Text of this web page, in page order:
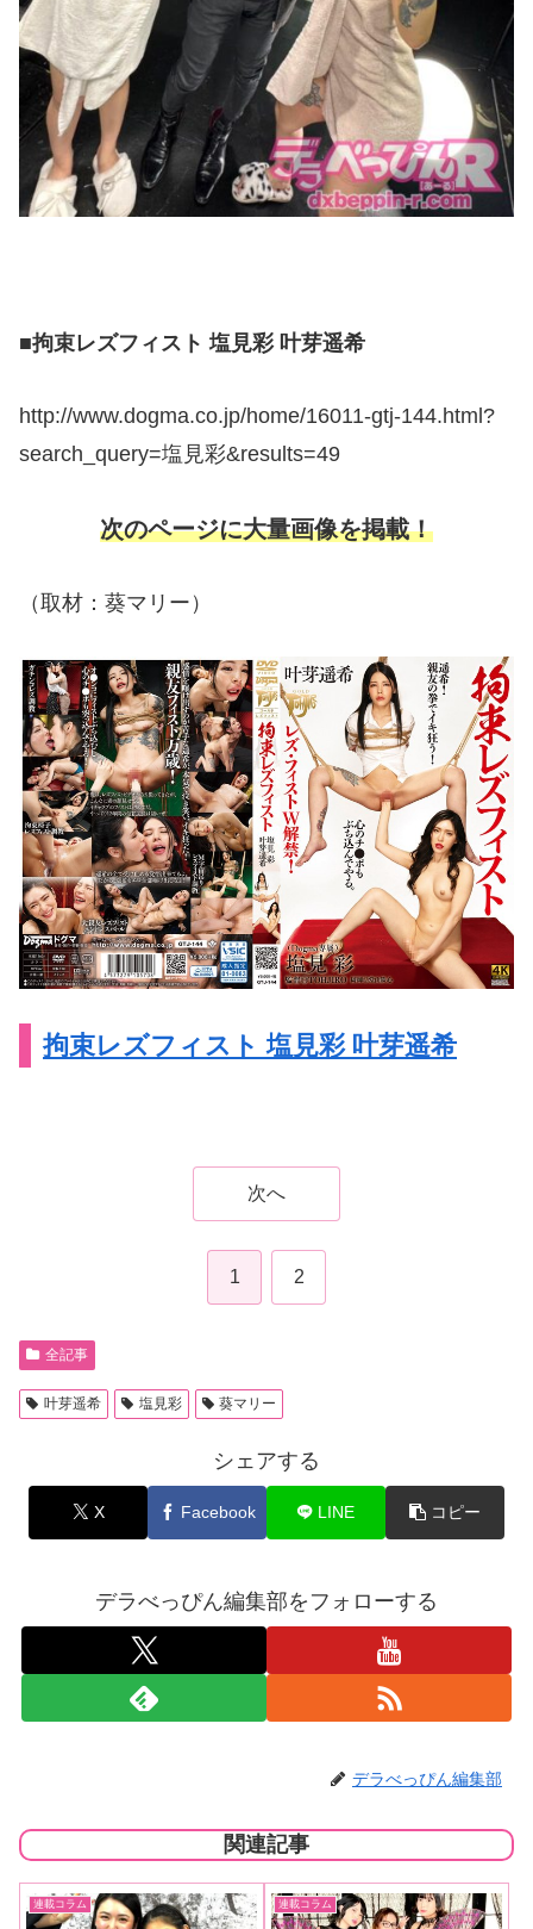
■拘束レズフィスト 塩見彩 叶芽遥希
http://www.dogma.co.jp/home/16011-gtj-144.html?
search_query=塩見彩&results=49
次のページに大量画像を掲載！
（取材：葵マリー）
拘束レズフィスト 塩見彩 叶芽遥希
次へ
1 2
全記事
叶芽遥希 塩見彩 葵マリー
シェアする
X Facebook LINE コピー
デラべっぴん編集部をフォローする
デラべっぴん編集部
関連記事
連載コラム 連載コラム